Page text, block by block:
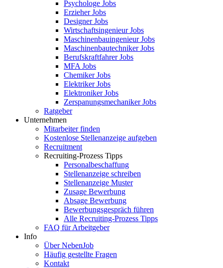
Psychologe Jobs
Erzieher Jobs
Designer Jobs
Wirtschaftsingenieur Jobs
Maschinenbauingenieur Jobs
Maschinenbautechniker Jobs
Berufskraftfahrer Jobs
MFA Jobs
Chemiker Jobs
Elektriker Jobs
Elektroniker Jobs
Zerspanungsmechaniker Jobs
Ratgeber
Unternehmen
Mitarbeiter finden
Kostenlose Stellenanzeige aufgeben
Recruitment
Recruiting-Prozess Tipps
Personalbeschaffung
Stellenanzeige schreiben
Stellenanzeige Muster
Zusage Bewerbung
Absage Bewerbung
Bewerbungsgespräch führen
Alle Recruiting-Prozess Tipps
FAQ für Arbeitgeber
Info
Über NebenJob
Häufig gestellte Fragen
Kontakt